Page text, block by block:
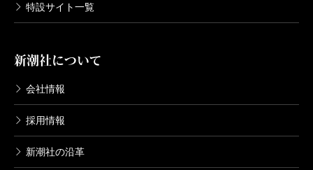
特設サイト一覧
新潮社について
会社情報
採用情報
新潮社の沿革